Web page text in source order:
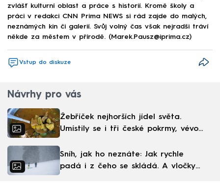
zvlášť kulturní oblast a práce s historií. Kromě školy a
práci v redakci CNN Prima NEWS si rád zajde do malých,
neznámých kin či galerií. Svůj volný čas však nejradši tráví
někde za městem v přírodě. (Marek.Pausz@iprima.cz)
Vstup do diskuze
Návrhy pro vás
Žebříček nejhorších jídel světa.
Umístily se i tři české pokrmy, vévodí
Sníh, jak ho neznáte: Jak rychle
padá i z čeho se skládá. A vločky